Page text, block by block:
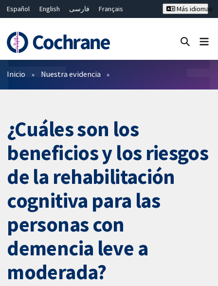
Español English فارسی
Français
Bahasa Malaysia
ไทย 繁體中文
Más idiomas
Filtros
Inicio Nuestra evidencia
¿Cuáles son los
beneficios y los riesgos
de la rehabilitación
cognitiva para las
personas con
demencia leve a
moderada?